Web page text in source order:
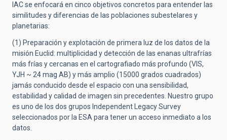
IAC se enfocará en cinco objetivos concretos para entender las
similitudes y diferencias de las poblaciones subestelares y
planetarias:
(1) Preparación y explotación de primera luz de los datos de la
misión Euclid: multiplicidad y detección de las enanas ultrafrías
más frías y cercanas en el cartografiado más profundo (VIS,
YJH ~ 24 mag AB) y más amplio (15000 grados cuadrados)
jamás conducido desde el espacio con una sensibilidad,
estabilidad y calidad de imagen sin precedentes. Nuestro grupo
es uno de los dos grupos Independent Legacy Survey
seleccionados por la ESA para tener un acceso inmediato a los
datos.